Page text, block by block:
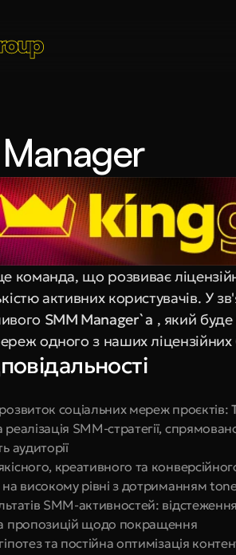
команда, що розвиває
активних користувачів. У
SMM Manager`a , який
одного з наших
соціальних мереж проєктів:
SMM-стратегії,
аудиторії
креативного та
на високому рівні з дотриманням
SMM-активностей:
пропозицій щодо покращення
та постійна оптимізація